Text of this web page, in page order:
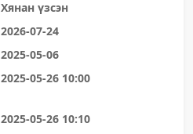
Хянан үзсэн
2026-07-24
2025-05-06
2025-05-26 10:00
2025-05-26 10:10